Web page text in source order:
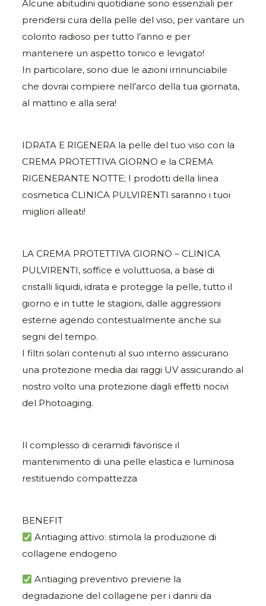
Alcune abitudini quotidiane sono essenziali per
prendersi cura della pelle del viso, per vantare un
colorito radioso per tutto l’anno e per
mantenere un aspetto tonico e levigato!
In particolare, sono due le azioni irrinunciabile
che dovrai compiere nell’arco della tua giornata,
al mattino e alla sera!
IDRATA E RIGENERA la pelle del tuo viso con la
CREMA PROTETTIVA GIORNO e la CREMA
RIGENERANTE NOTTE; I prodotti della linea
cosmetica CLINICA PULVIRENTI saranno i tuoi
migliori alleati!
LA CREMA PROTETTIVA GIORNO – CLINICA
PULVIRENTI, soffice e voluttuosa, a base di
cristalli liquidi, idrata e protegge la pelle, tutto il
giorno e in tutte le stagioni, dalle aggressioni
esterne agendo contestualmente anche sui
segni del tempo.
I filtri solari contenuti al suo interno assicurano
una protezione media dai raggi UV assicurando al
nostro volto una protezione dagli effetti nocivi
del Photoaging.
Il complesso di ceramidi favorisce il
mantenimento di una pelle elastica e luminosa
restituendo compattezza
BENEFIT
Antiaging attivo: stimola la produzione di
collagene endogeno
Antiaging preventivo previene la
degradazione del collagene per i danni da